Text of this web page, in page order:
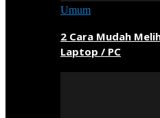
Umum
2 Cara Mudah
Laptop / PC